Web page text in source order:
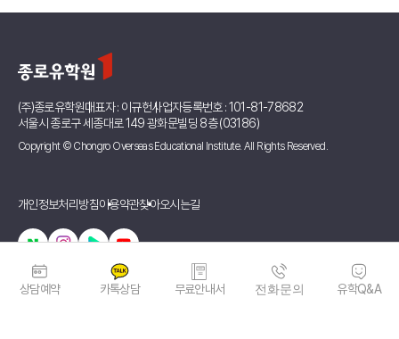
상담예약 카톡상담 무료안내서 전화문의 유학Q&A
(주)종로유학원대표자 : 이규헌사업자등록번호 : 101-81-78682
서울시 종로구 세종대로 149 광화문빌딩 8층 (03186)
Copyright © Chongro Overseas Educational Institute. All Rights Reserved.
개인정보처리방침이용약관찾아오시는길